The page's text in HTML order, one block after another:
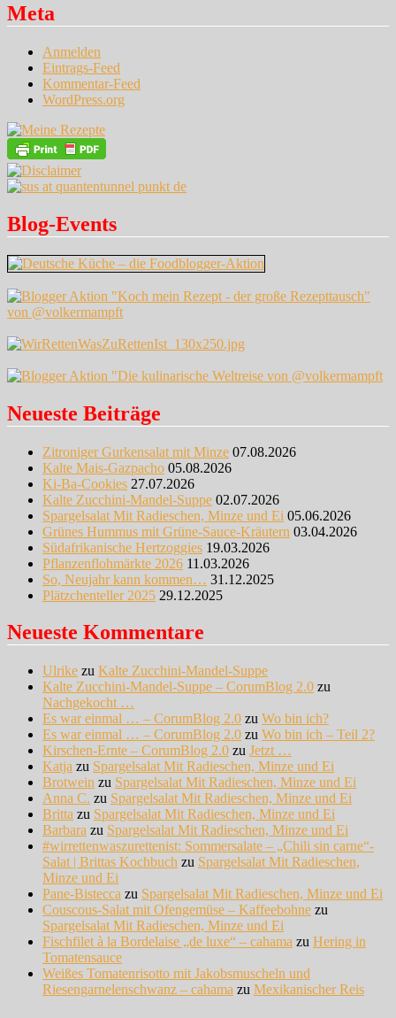
Meta
Anmelden
Eintrags-Feed
Kommentar-Feed
WordPress.org
Blog-Events
Neueste Beiträge
Zitroniger Gurkensalat mit Minze 07.08.2026
Kalte Mais-Gazpacho 05.08.2026
Ki-Ba-Cookies 27.07.2026
Kalte Zucchini-Mandel-Suppe 02.07.2026
Spargelsalat Mit Radieschen, Minze und Ei 05.06.2026
Grünes Hummus mit Grüne-Sauce-Kräutern 03.04.2026
Südafrikanische Hertzoggies 19.03.2026
Pflanzenflohmärkte 2026 11.03.2026
So, Neujahr kann kommen… 31.12.2025
Plätzchenteller 2025 29.12.2025
Neueste Kommentare
Ulrike zu Kalte Zucchini-Mandel-Suppe
Kalte Zucchini-Mandel-Suppe – CorumBlog 2.0 zu
Nachgekocht …
Es war einmal … – CorumBlog 2.0 zu Wo bin ich?
Es war einmal … – CorumBlog 2.0 zu Wo bin ich – Teil 2?
Kirschen-Ernte – CorumBlog 2.0 zu Jetzt …
Katja zu Spargelsalat Mit Radieschen, Minze und Ei
Brotwein zu Spargelsalat Mit Radieschen, Minze und Ei
Anna C. zu Spargelsalat Mit Radieschen, Minze und Ei
Britta zu Spargelsalat Mit Radieschen, Minze und Ei
Barbara zu Spargelsalat Mit Radieschen, Minze und Ei
#wirrettenwaszurettenist: Sommersalate – „Chili sin carne“-
Salat | Brittas Kochbuch zu Spargelsalat Mit Radieschen,
Minze und Ei
Pane-Bistecca zu Spargelsalat Mit Radieschen, Minze und Ei
Couscous-Salat mit Ofengemüse – Kaffeebohne zu
Spargelsalat Mit Radieschen, Minze und Ei
Fischfilet à la Bordelaise „de luxe“ – cahama zu Hering in
Tomatensauce
Weißes Tomatenrisotto mit Jakobsmuscheln und
Riesengarnelenschwanz – cahama zu Mexikanischer Reis